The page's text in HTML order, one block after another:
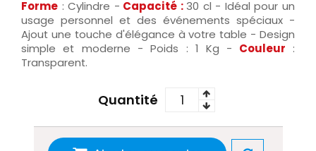
Forme : Cylindre - Capacité :30 cl - Idéal pour un
usage personnel et des événements spéciaux -
Ajout une touche d'élégance à votre table - Design
simple et moderne - Poids : 1 Kg - Couleur :
Transparent.
Quantité